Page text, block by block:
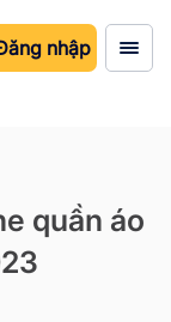
nhập
quần áo